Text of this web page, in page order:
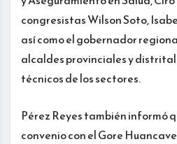
congresistas Wilson Soto,
así como el gobernador
alcaldes provinciales y
técnicos de los sectores.
Pérez Reyes también informó
convenio con el Gore